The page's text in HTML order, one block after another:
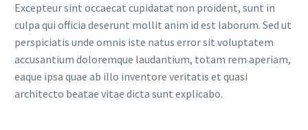
Excepteur sint occaecat cupidatat non proident, sunt in
culpa qui officia deserunt mollit anim id est laborum. Sed ut
perspiciatis unde omnis iste natus error sit voluptatem
accusantium doloremque laudantium, totam rem aperiam,
eaque ipsa quae ab illo inventore veritatis et quasi
architecto beatae vitae dicta sunt explicabo.